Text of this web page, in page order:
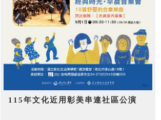
115年文化近用彰美串連社區公演